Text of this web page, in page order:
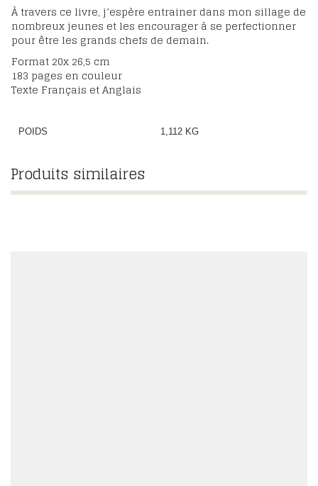
À travers ce livre, j’espère entrainer dans mon sillage de
nombreux jeunes et les encourager à se perfectionner
pour être les grands chefs de demain.
Format 20x 26,5 cm
183 pages en couleur
Texte Français et Anglais
POIDS 1,112 KG
Produits similaires